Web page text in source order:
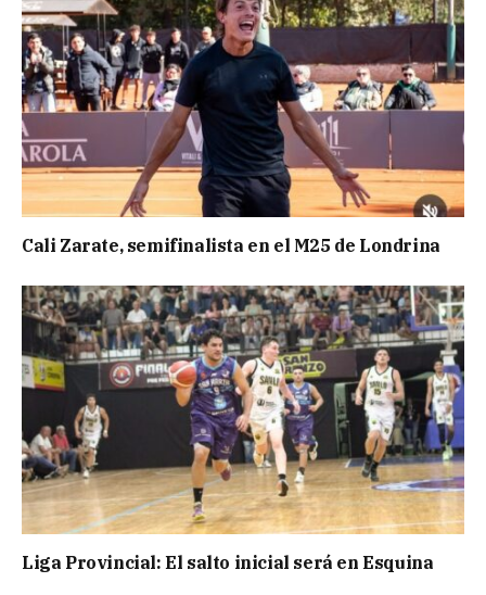
Cali Zarate, semifinalista en el M25 de Londrina
Liga Provincial: El salto inicial será en Esquina